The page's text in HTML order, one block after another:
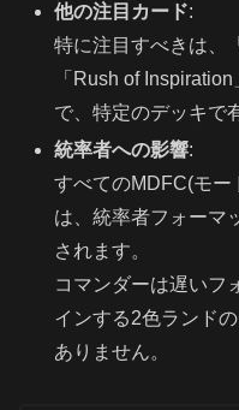
他の注目カード:
特に注目すべきは、
「Rush of
で、特定のデッキで
統率者への影響:
すべてのMDFC(モー
は、統率者フォーマ
されます。
コマンダーは遅いフ
インする2色ランド
ありません。